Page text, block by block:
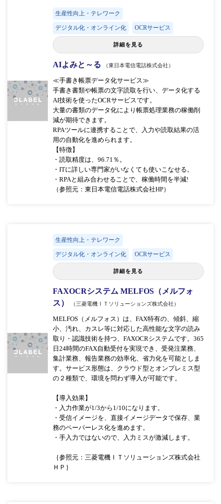
生産性向上・テレワーク
デジタル化・オンライン化 OCRサービス
詳細を見る
AIよみと～る （東日本電信電話株式会社）
≪手書き帳票データ化サービス≫
手書き書類や帳票の文字読取を行い、データ化する
AI技術を使ったOCRサービスです。
大量の書類のデータ化により帳票処理業務の稼働削
減が期待できます。
RPAツールに連携することで、入力や読取結果の活
用の自動化を進められます。
【特徴】
・読取精度は、96.71％。
・ITに詳しい専門家がいなくても使いこなせる。
・RPAと組み合わせることで、稼働時間を半減!
（参照元：東日本電信電話株式会社HP）
生産性向上・テレワーク
デジタル化・オンライン化 OCRサービス
詳細を見る
FAXOCRシステム MELFOS（メルフォ
ス）
（三菱電機ＩＴソリューションズ株式会社）
MELFOS（メルフォス）は、FAX特有の、傾斜、縮
小、汚れ、カスレ等に対応した高性能な文字の読み
取り・認識技術を持つ、FAXOCRシステムです。365
日24時間のFAX自動受付を実現でき、受発注業務、
集計業務、報告業務の効率化、省力化を可能としま
す。サービス形態は、クラウド型とオンプレミス型
の２種類で、環境を問わず導入が可能です。
【導入効果】
・入力作業が1/3から1/10になります。
・受信イメージを、直接イメージデータで保存、業
務のペーパーレス化を進めます。
・手入力ではないので、入力ミスが激減します。
｛参照元：三菱電機ＩＴソリューションズ株式会社
ＨＰ｝